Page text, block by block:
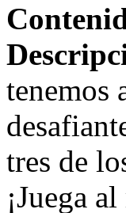
tenemos
tres de
¡Juega